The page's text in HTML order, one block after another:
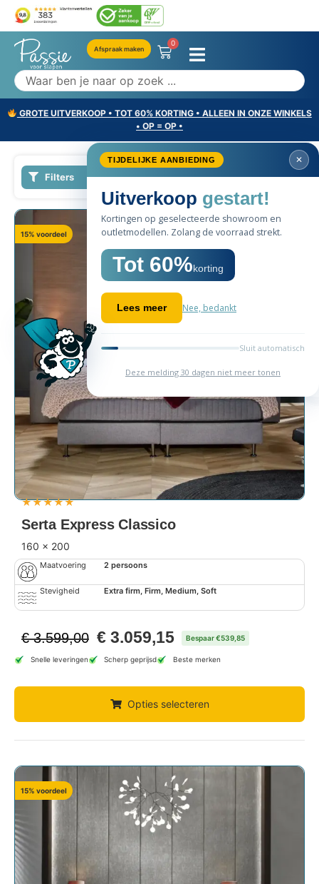
Afspraak maken
0
GROTE UITVERKOOP • TOT 60% KORTING • ALLEEN IN ONZE WINKELS
• OP = OP •
Filters
15% voordeel
★★★★★
Serta Express Classico
160 x 200
Maatvoering 2 persoons
Stevigheid Extra firm, Firm, Medium, Soft
€3.599,00 € 3.059,15 Bespaar €539,85
Snelle leveringen Scherp geprijsd Beste merken
Opties selecteren
15% voordeel